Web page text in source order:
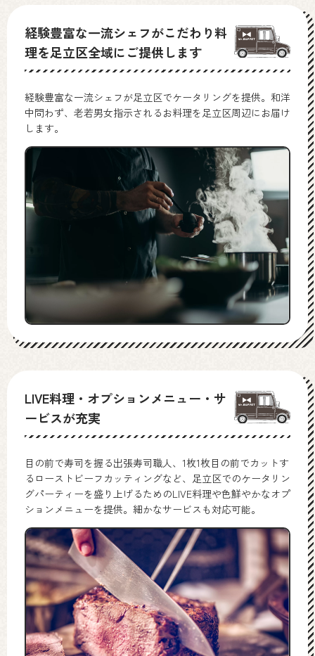
経験豊富な一流シェフがこだわり料
理を足立区全域にご提供します
経験豊富な一流シェフが足立区でケータリングを提供。和洋
中問わず、老若男女指示されるお料理を足立区周辺にお届け
します。
LIVE料理・オプションメニュー・サ
ービスが充実
目の前で寿司を握る出張寿司職人、1枚1枚目の前でカットす
るローストビーフカッティングなど、足立区でのケータリン
グパーティーを盛り上げるためのLIVE料理や色鮮やかなオプ
ションメニューを提供。細かなサービスも対応可能。